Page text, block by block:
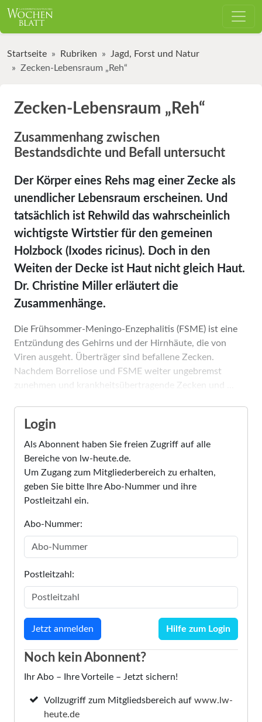
Startseite Rubriken
Jagd, Forst und Natur
Zecken-Lebensraum „Reh“
Zecken-Lebensraum „Reh“
Zusammenhang zwischen
Bestandsdichte und Befall untersucht
Der Körper eines Rehs mag einer Zecke als
unendlicher Lebensraum erscheinen. Und
tatsächlich ist Rehwild das wahrscheinlich
wichtigste Wirtstier für den gemeinen
Holzbock (Ixodes ricinus). Doch in den
Weiten der Decke ist Haut nicht gleich Haut.
Dr. Christine Miller erläutert die
Zusammenhänge.
Die Frühsommer-Meningo-Enzephalitis (FSME) ist eine
Entzündung des Gehirns und der Hirnhäute, die von
Viren ausgeht. Überträger sind befallene Zecken.
Nachdem Borreliose und FSME weiter ungebremst
zunehmen und krankheitsübertragende Zecken und ...
Login
Als Abonnent haben Sie freien Zugriff auf alle
Bereiche von lw-heute.de.
Um Zugang zum Mitgliederbereich zu erhalten,
geben Sie bitte Ihre Abo-Nummer und ihre
Postleitzahl ein.
Abo-Nummer:
Postleitzahl:
Hilfe zum Login
Noch kein Abonnent?
Ihr Abo – Ihre Vorteile – Jetzt sichern!
Vollzugriff zum Mitgliedsbereich aufwww.lw-
heute.de